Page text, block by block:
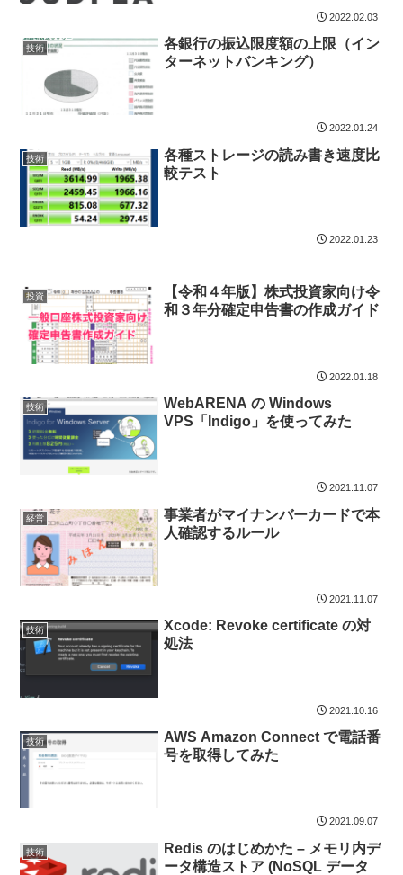
2022.02.03
技術
各銀行の振込限度額の上限（イン
ターネットバンキング）
2022.01.24
技術
各種ストレージの読み書き速度比
較テスト
2022.01.23
投資
【令和４年版】株式投資家向け令
和３年分確定申告書の作成ガイド
2022.01.18
技術
WebARENA の Windows
VPS「Indigo」を使ってみた
2021.11.07
経営
事業者がマイナンバーカードで本
人確認するルール
2021.11.07
技術
Xcode: Revoke certificate の対
処法
2021.10.16
技術
AWS Amazon Connect で電話番
号を取得してみた
2021.09.07
技術
Redis のはじめかた – メモリ内デ
ータ構造ストア (NoSQL データ